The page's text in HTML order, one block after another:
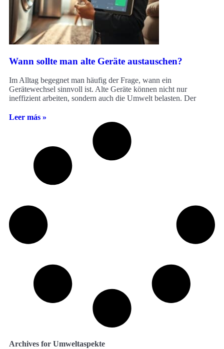
Wann sollte man alte Geräte austauschen?
Im Alltag begegnet man häufig der Frage, wann ein
Gerätewechsel sinnvoll ist. Alte Geräte können nicht nur
ineffizient arbeiten, sondern auch die Umwelt belasten. Der
Leer más »
Archives for Umweltaspekte